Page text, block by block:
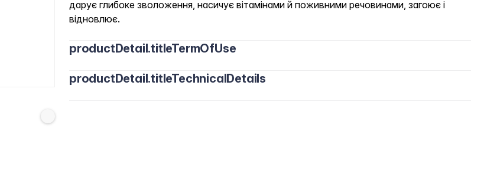
дарує глибоке зволоження, насичує вітамінами й поживними речовинами, загоює і
відновлює.
productDetail.titleTermOfUse
productDetail.titleTechnicalDetails